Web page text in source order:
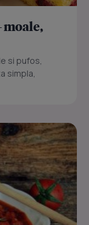
moale,
si pufos,
simpla,